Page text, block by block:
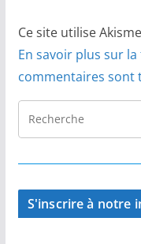
Ce site utilise
En savoir plus sur
commentaires sont
S'inscrire à notre